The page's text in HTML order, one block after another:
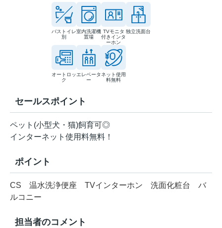
バストイレ
別
室内洗濯機
置場
TVモニタ
付きインタ
ーホン
独立洗面台
オートロッ
ク
エレベータ
ー
ネット使用
料無料
セールスポイント
ペット(小型犬・猫)飼育可◎
インターネット使用料無料！
ポイント
CS 温水洗浄便座 TVインターホン 洗面化粧台
バ
ルコニー
担当者のコメント